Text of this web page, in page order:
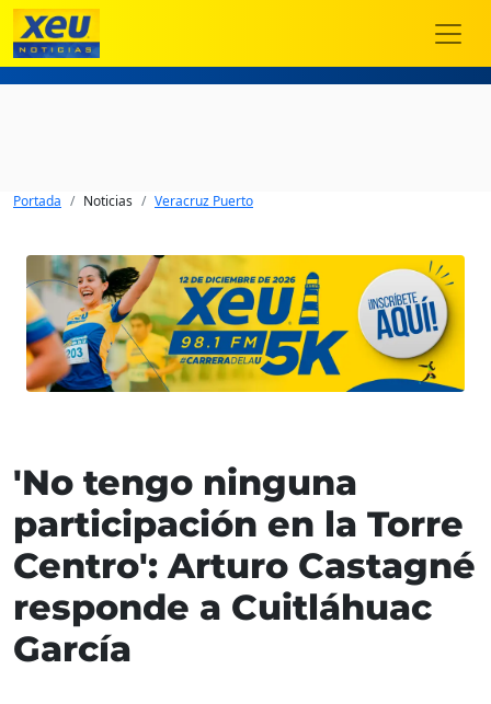
Portada Noticias Veracruz Puerto
'No tengo ninguna
participación en la Torre
Centro': Arturo Castagné
responde a Cuitláhuac
García